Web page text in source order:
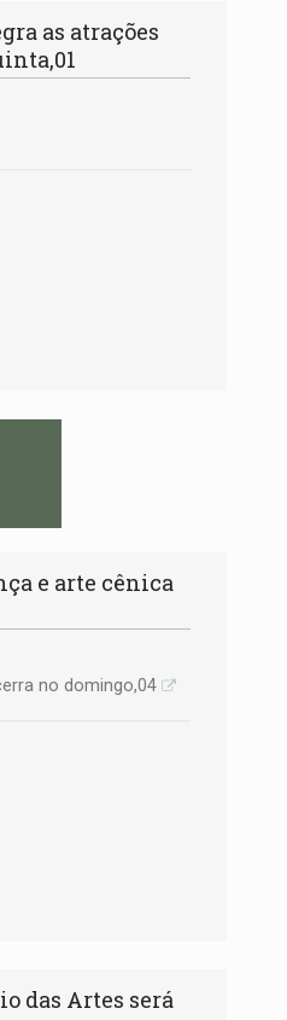
as atrações
e arte cênica
no domingo,04
das Artes será